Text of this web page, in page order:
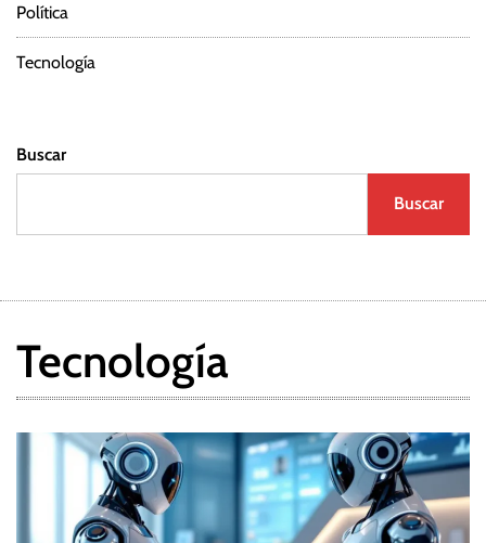
Política
Tecnología
Buscar
Buscar
Tecnología